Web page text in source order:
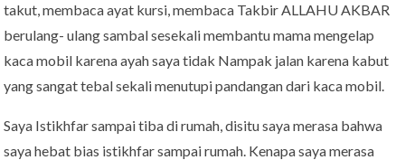
takut, membaca ayat kursi, membaca Takbir ALLAHU AKBAR
berulang- ulang sambal sesekali membantu mama mengelap
kaca mobil karena ayah saya tidak Nampak jalan karena kabut
yang sangat tebal sekali menutupi pandangan dari kaca mobil.
Saya Istikhfar sampai tiba di rumah, disitu saya merasa bahwa
saya hebat bias istikhfar sampai rumah. Kenapa saya merasa